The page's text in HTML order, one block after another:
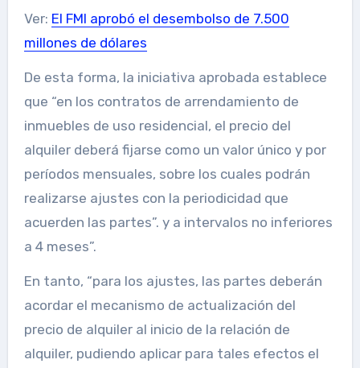
Ver: El FMI aprobó el desembolso de 7.500
millones de dólares
De esta forma, la iniciativa aprobada establece
que “en los contratos de arrendamiento de
inmuebles de uso residencial, el precio del
alquiler deberá fijarse como un valor único y por
períodos mensuales, sobre los cuales podrán
realizarse ajustes con la periodicidad que
acuerden las partes”. y a intervalos no inferiores
a 4 meses”.
En tanto, “para los ajustes, las partes deberán
acordar el mecanismo de actualización del
precio de alquiler al inicio de la relación de
alquiler, pudiendo aplicar para tales efectos el